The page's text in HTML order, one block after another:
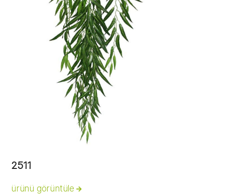
2511
ürünü görüntüle